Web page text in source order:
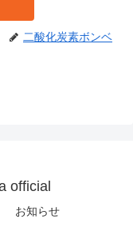
二酸化炭素ボンベ
official
お知らせ